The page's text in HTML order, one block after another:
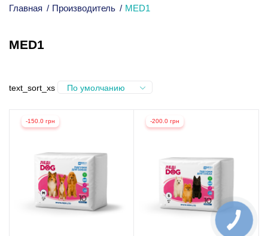
Главная / Производитель / MED1
MED1
text_sort_xs По умолчанию
-150.0 грн -200.0 грн